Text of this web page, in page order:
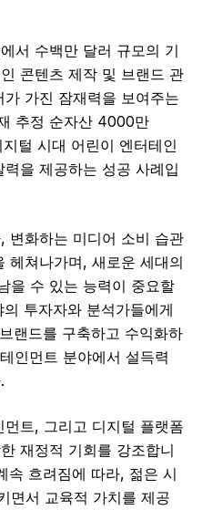
서 수백만 달러 규모의 기
콘텐츠 제작 및 브랜드 관
가진 잠재력을 보여주는
추정 순자산 4000만
털 시대 어린이 엔터테인
을 제공하는 성공 사례입
변화하는 미디어 소비 습관
헤쳐나가며, 새로운 세대의
을 수 있는 능력이 중요할
투자자와 분석가들에게
랜드를 구축하고 수익화하
인먼트 분야에서 설득력
트, 그리고 디지털 플랫폼
재정적 기회를 강조합니
속 흐려짐에 따라, 젊은 시
면서 교육적 가치를 제공